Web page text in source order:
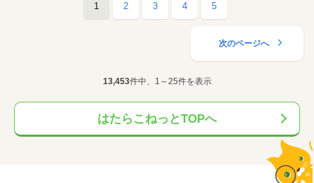
1 2 3 4 5
次のページへ
13,453件中、1～25件を表示
はたらこねっとTOPへ